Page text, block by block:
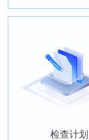
检查计划